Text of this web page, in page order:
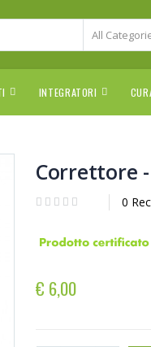
INTEGRATORI
Correttore -
0
€ 6,00